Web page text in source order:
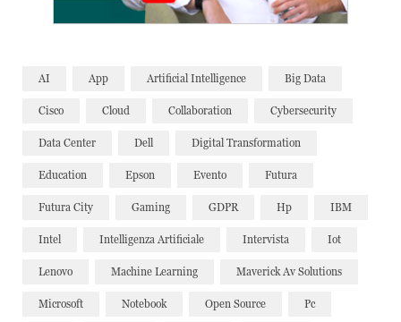
AI App Artificial Intelligence Big Data
Cisco Cloud Collaboration Cybersecurity
Data Center Dell Digital Transformation
Education Epson Evento Futura
Futura City Gaming GDPR Hp IBM
Intel Intelligenza Artificiale Intervista Iot
Lenovo Machine Learning Maverick Av Solutions
Microsoft Notebook Open Source Pc